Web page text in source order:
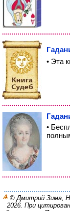
• Эта
•
© Дмитрий Зима,
2026. При